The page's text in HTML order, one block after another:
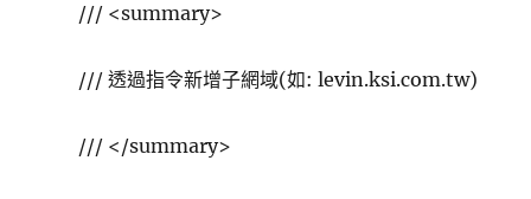
/// <summary>
/// 透過指令新增子網域(如: levin.ksi.com.tw)
/// </summary>